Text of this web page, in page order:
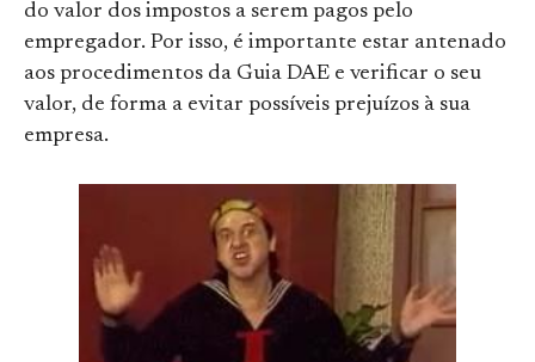
do valor dos impostos a serem pagos pelo
empregador. Por isso, é importante estar antenado
aos procedimentos da Guia DAE e verificar o seu
valor, de forma a evitar possíveis prejuízos à sua
empresa.